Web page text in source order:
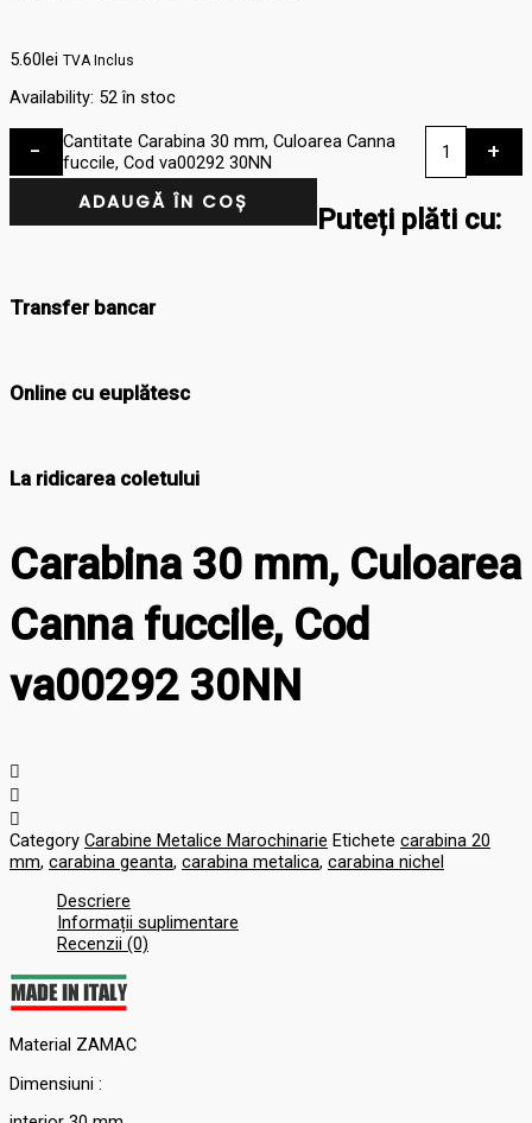
5.60lei TVA Inclus
Availability: 52 în stoc
-
Cantitate Carabina 30 mm, Culoarea Canna
fuccile, Cod va00292 30NN
+
ADAUGĂ ÎN COȘ
Puteți plăti cu:
Transfer bancar
Online cu euplătesc
La ridicarea coletului
Carabina 30 mm, Culoarea
Canna fuccile, Cod
va00292 30NN
Category Carabine Metalice Marochinarie Etichete carabina 20
mm, carabina geanta, carabina metalica, carabina nichel
Descriere
Informații suplimentare
Recenzii (0)
Material ZAMAC
Dimensiuni :